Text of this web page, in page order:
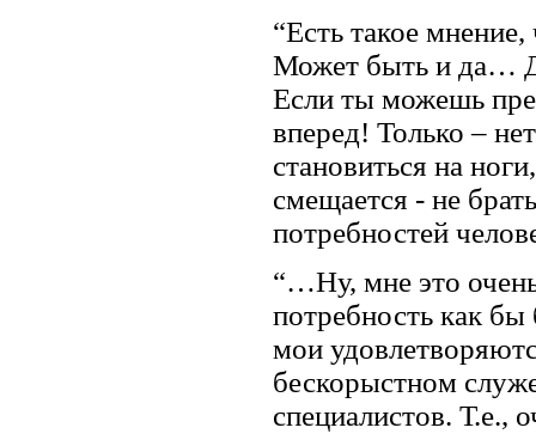
“Есть такое
Может быть и да…
Если ты можешь
вперед! Только –
становиться на
смещается - не
потребностей
“…Ну, мне это
потребность как
мои
бескорыстном
специалистов. Т.е.,